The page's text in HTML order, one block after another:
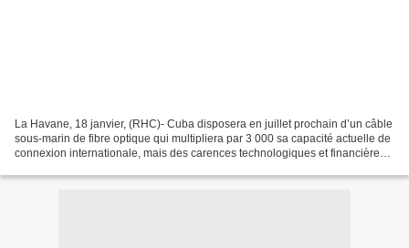
La Havane, 18 janvier, (RHC)- Cuba disposera en juillet prochain d’un câble
sous-marin de fibre optique qui multipliera par 3 000 sa capacité actuelle de
connexion internationale, mais des carences technologiques et financières